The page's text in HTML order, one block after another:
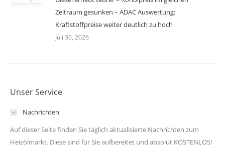
Zeitraum gesunken – ADAC Auswertung:
Kraftstoffpreise weiter deutlich zu hoch
Juli 30, 2026
Unser Service
Nachrichten
Auf dieser Seite finden Sie täglich aktualisierte Nachrichten zum
Heizölmarkt. Diese sind für Sie aufbereitet und absolut KOSTENLOS!